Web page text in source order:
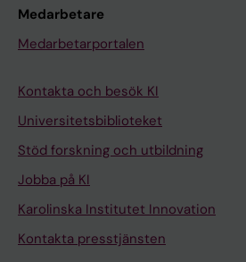
Medarbetare
Medarbetarportalen
Kontakta och besök KI
Universitetsbiblioteket
Stöd forskning och utbildning
Jobba på KI
Karolinska Institutet Innovation
Kontakta presstjänsten